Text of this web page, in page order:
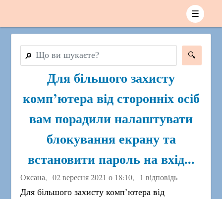
☰
🔎
Для більшого захисту
комп’ютера від сторонніх осіб
вам порадили налаштувати
блокування екрану та
встановити пароль на вхід...
Оксана, 02 вересня 2021 о 18:10, 1 відповідь
Для більшого захисту комп’ютера від